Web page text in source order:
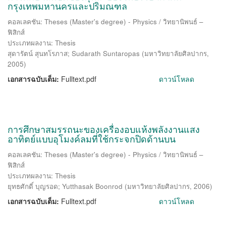
กรุงเทพมหานครและปริมณฑล
คอลเลคชัน: Theses (Master's degree) - Physics / วิทยานิพนธ์ –
ฟิสิกส์
ประเภทผลงาน: Thesis
สุดารัตน์ สุนทโรภาส; Sudarath Suntaropas (มหาวิทยาลัยศิลปากร,
2005)
เอกสารฉบับเต็ม: Fulltext.pdf ดาวน์โหลด
การศึกษาสมรรถนะของเครื่องอบแห้งพลังงานแสง
อาทิตย์แบบอุโมงค์ลมที่ใช้กระจกปิดด้านบน
คอลเลคชัน: Theses (Master's degree) - Physics / วิทยานิพนธ์ –
ฟิสิกส์
ประเภทผลงาน: Thesis
ยุทธศักดิ์ บุญรอด; Yutthasak Boonrod (มหาวิทยาลัยศิลปากร, 2006)
เอกสารฉบับเต็ม: Fulltext.pdf ดาวน์โหลด